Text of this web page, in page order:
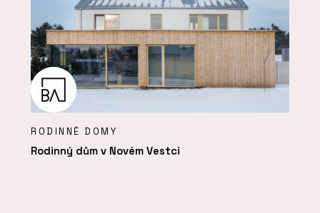
RODINNÉ DOMY
Rodinný dům v Novém Vestci